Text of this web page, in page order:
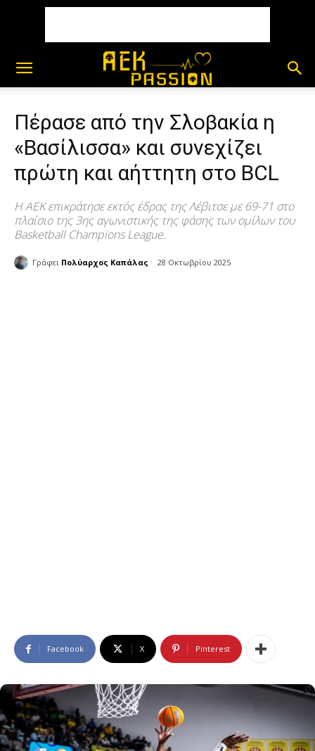
Πέρασε από την Σλοβακία η
«Βασίλισσα» και συνεχίζει
πρώτη και αήττητη στο BCL
Η ΑΕΚ επικράτησε εκτός έδρας της Λέβιτσε με 69-71 στο
πλαίσιο της 3ης αγωνιστικής της φάσης των ομίλων του
Basketball Champions League.
Γράφει Πολύαρχος Καπάλας 28 Οκτωβρίου 2025
Facebook X Pinterest